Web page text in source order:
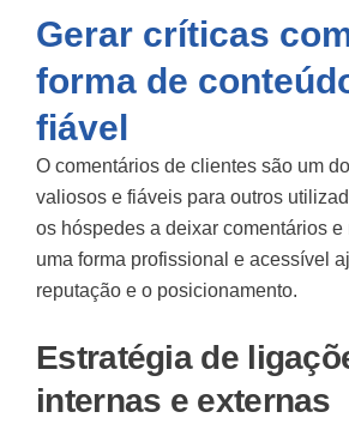
Gerar críticas
forma de
fiável
O comentários de clientes são um
valiosos e fiáveis para outros
os hóspedes a deixar comentários e
uma forma profissional e acessível
reputação e o posicionamento.
Estratégia de
internas e externas